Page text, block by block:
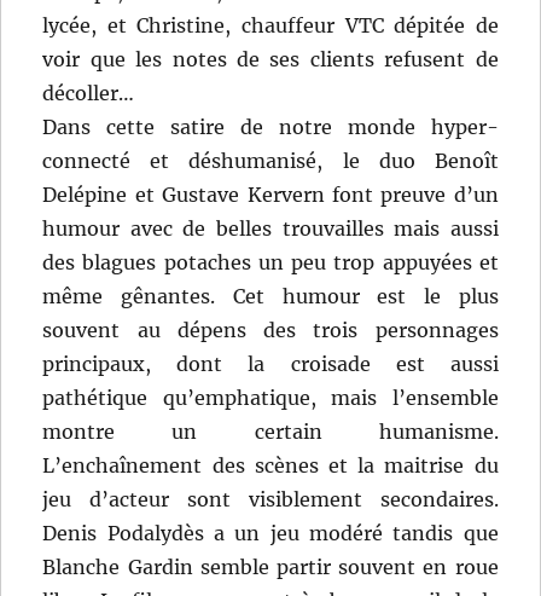
lycée, et Christine, chauffeur VTC dépitée de
voir que les notes de ses clients refusent de
décoller…
Dans cette satire de notre monde hyper-
connecté et déshumanisé, le duo Benoît
Delépine et Gustave Kervern font preuve d’un
humour avec de belles trouvailles mais aussi
des blagues potaches un peu trop appuyées et
même gênantes. Cet humour est le plus
souvent au dépens des trois personnages
principaux, dont la croisade est aussi
pathétique qu’emphatique, mais l’ensemble
montre un certain humanisme.
L’enchaînement des scènes et la maitrise du
jeu d’acteur sont visiblement secondaires.
Denis Podalydès a un jeu modéré tandis que
Blanche Gardin semble partir souvent en roue